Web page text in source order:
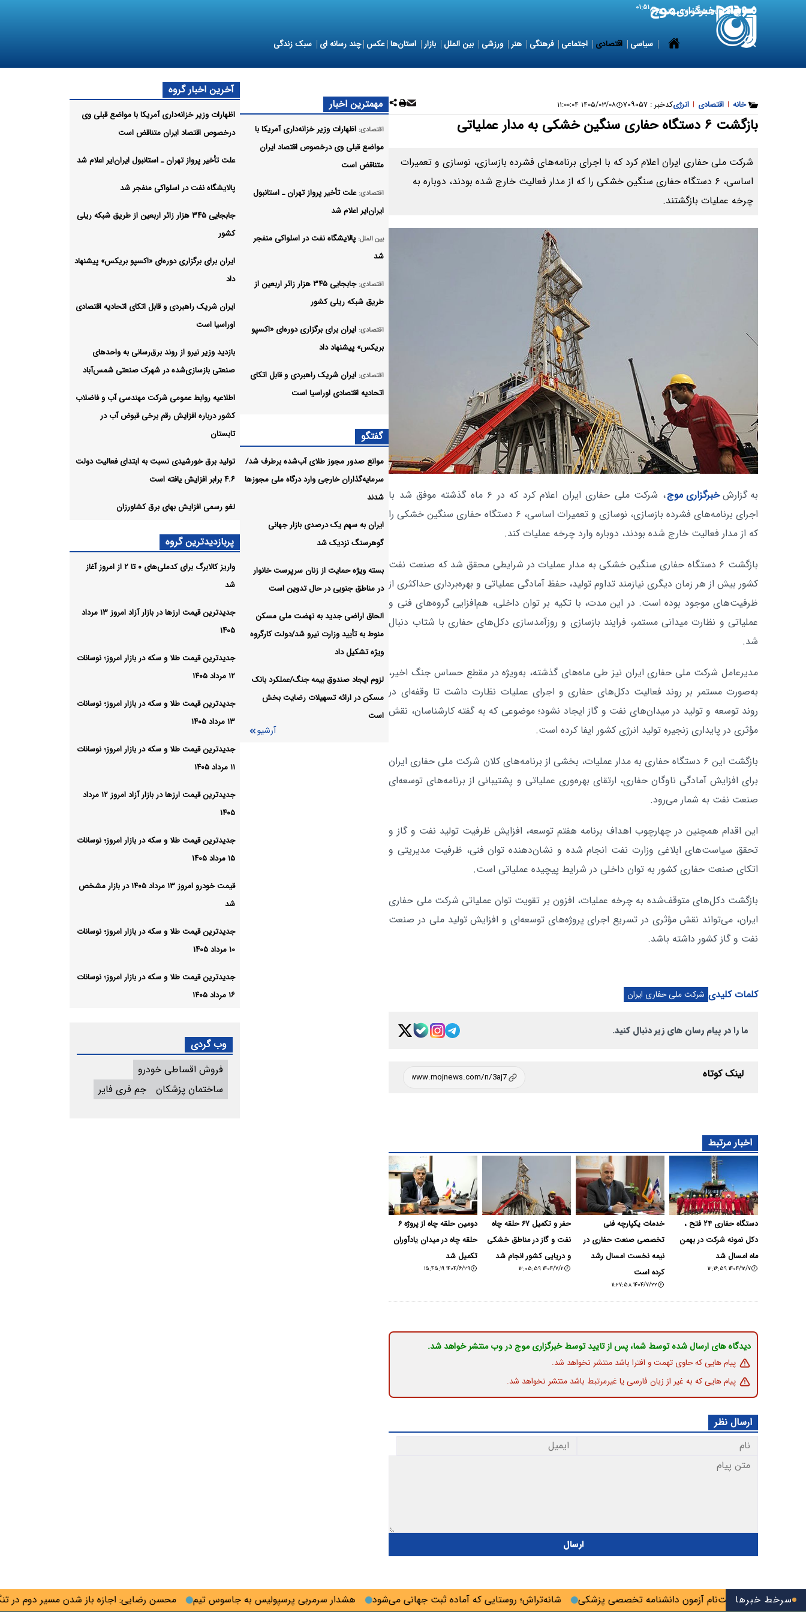
8 August 2026 شنبه ۱۷ مرداد ۱۴۰۵ ۰۱:۵۱
سیاسی اقتصادی اجتماعی فرهنگی هنر ورزشی بین الملل بازار استان‌ها عکس چند رسانه ای سبک زندگی
سرخط خبرها محسن رضایی: اجازه باز شدن مسیر دوم در تنگه هشدار سرمربی پرسپولیس به جاسوس تیم شانه‌تراش؛ روستایی که آماده ثبت جهانی می‌شود آخرین فرصت ثبت‌نام آزمون دانشنامه تخصصی پزشکی
خانه | اقتصادی | انرژیکدخبر : ۷۰۹۰۵۷ ۱۴۰۵/۰۳/۰۸ ۱۱:۰۰:۰۴
بازگشت ۶ دستگاه حفاری سنگین خشکی به مدار عملیاتی
شرکت ملی حفاری ایران اعلام کرد که با اجرای برنامه‌های فشرده بازسازی، نوسازی و تعمیرات
اساسی، ۶ دستگاه حفاری سنگین خشکی را که از مدار فعالیت خارج شده بودند، دوباره به
چرخه عملیات بازگشتند.
به گزارشخبرگزاری موج
، شرکت ملی حفاری ایران اعلام کرد که در ۶ ماه گذشته موفق شد با
اجرای برنامه‌های فشرده بازسازی، نوسازی و تعمیرات اساسی، ۶ دستگاه حفاری سنگین خشکی را
که از مدار فعالیت خارج شده بودند، دوباره وارد چرخه عملیات کند.
بازگشت ۶ دستگاه حفاری سنگین خشکی به مدار عملیات در شرایطی محقق شد که صنعت نفت
کشور بیش از هر زمان دیگری نیازمند تداوم تولید، حفظ آمادگی عملیاتی و بهره‌برداری حداکثری از
ظرفیت‌های موجود بوده است. در این مدت، با تکیه بر توان داخلی، هم‌افزایی گروه‌های فنی و
عملیاتی و نظارت میدانی مستمر، فرایند بازسازی و روزآمدسازی دکل‌های حفاری با شتاب دنبال
شد.
مدیرعامل شرکت ملی حفاری ایران نیز طی ماه‌های گذشته، به‌ویژه در مقطع حساس جنگ اخیر،
به‌صورت مستمر بر روند فعالیت دکل‌های حفاری و اجرای عملیات نظارت داشت تا وقفه‌ای در
روند توسعه و تولید در میدان‌های نفت و گاز ایجاد نشود؛ موضوعی که به گفته کارشناسان، نقش
مؤثری در پایداری زنجیره تولید انرژی کشور ایفا کرده است.
بازگشت این ۶ دستگاه حفاری به مدار عملیات، بخشی از برنامه‌های کلان شرکت ملی حفاری ایران
برای افزایش آمادگی ناوگان حفاری، ارتقای بهره‌وری عملیاتی و پشتیبانی از برنامه‌های توسعه‌ای
صنعت نفت به شمار می‌رود.
این اقدام همچنین در چهارچوب اهداف برنامه هفتم توسعه، افزایش ظرفیت تولید نفت و گاز و
تحقق سیاست‌های ابلاغی وزارت نفت انجام شده و نشان‌دهنده توان فنی، ظرفیت مدیریتی و
اتکای صنعت حفاری کشور به توان داخلی در شرایط پیچیده عملیاتی است.
بازگشت دکل‌های متوقف‌شده به چرخه عملیات، افزون بر تقویت توان عملیاتی شرکت ملی حفاری
ایران، می‌تواند نقش مؤثری در تسریع اجرای پروژه‌های توسعه‌ای و افزایش تولید ملی در صنعت
نفت و گاز کشور داشته باشد.
کلمات کلیدی شرکت ملی حفاری ایران
ما را در پیام رسان های زیر دنبال کنید.
لینک کوتاه
اخبار مرتبط
دستگاه حفاری ۲۴ فتح ،
دکل نمونه شرکت در بهمن
ماه امسال شد
۱۴۰۴/۱۲/۷ ۱۲:۱۶:۵۹
خدمات یکپارچه فنی
تخصصی صنعت حفاری در
نیمه نخست امسال رشد
کرده است
۱۴۰۴/۷/۲۲ ۱۱:۲۷:۵۸
حفر و تکمیل ۶۷ حلقه چاه
نفت و گاز در مناطق خشکی
و دریایی کشور انجام شد
۱۴۰۴/۷/۲ ۱۲:۰۵:۵۹
دومین حلقه چاه از پروژه ۶
حلقه چاه در میدان یادآوران
تکمیل شد
۱۴۰۴/۶/۲۹ ۱۵:۴۵:۱۹
دیدگاه های ارسال شده توسط شما، پس از تایید توسط خبرگزاری موج در وب منتشر خواهد شد.
پیام هایی که حاوی تهمت و افترا باشد منتشر نخواهد شد.
پیام هایی که به غیر از زبان فارسی یا غیرمرتبط باشد منتشر نخواهد شد.
ارسال نظر
ارسال
مهمترین اخبار
اقتصادی: اظهارات وزیر خزانه‌داری آمریکا با
مواضع قبلی وی درخصوص اقتصاد ایران
متناقض است
اقتصادی: علت تأخیر پرواز تهران ـ استانبول
ایران‌ایر اعلام شد
بین الملل: پالایشگاه نفت در اسلواکی منفجر
شد
اقتصادی:
جابجایی ۳۴۵ هزار زائر اربعین از
طریق شبکه ریلی کشور
اقتصادی: ایران برای برگزاری دوره‌ای «اکسپو
بریکس» پیشنهاد داد
اقتصادی: ایران شریک راهبردی و قابل اتکای
اتحادیه اقتصادی اوراسیا است
به واحدهای صنعتی بازسازی‌شده در شهرک
صنعتی شمس‌آباد
اقتصادی: اطلاعیه روابط عمومی شرکت
مهندسی آب و فاضلاب کشور درباره افزایش
رقم برخی قبوض آب در تابستان
اقتصادی: تولید برق خورشیدی نسبت به
ابتدای فعالیت دولت ۴.۶ برابر افزایش یافته
است
اقتصادی: لغو رسمی افزایش بهای برق
کشاورزان
گفتگو
موانع صدور مجوز طلای آب‌شده برطرف شد/
سرمایه‌گذاران خارجی وارد درگاه ملی مجوزها
شدند
ایران به سهم یک‌ درصدی بازار جهانی
گوهرسنگ نزدیک شد
بسته ویژه حمایت از زنان سرپرست خانوار
در مناطق جنوبی در حال تدوین است
الحاق اراضی جدید به نهضت ملی مسکن
منوط به تأیید وزارت نیرو شد/دولت کارگروه
ویژه تشکیل داد
لزوم ایجاد صندوق بیمه جنگ/عملکرد بانک
مسکن در ارائه تسهیلات رضایت بخش
است
آرشیو
آخرین اخبار گروه
اظهارات وزیر خزانه‌داری آمریکا با مواضع قبلی وی
درخصوص اقتصاد ایران متناقض است
علت تأخیر پرواز تهران ـ استانبول ایران‌ایر اعلام شد
پالایشگاه نفت در اسلواکی منفجر شد
جابجایی ۳۴۵ هزار زائر اربعین از طریق شبکه ریلی
کشور
ایران برای برگزاری دوره‌ای «اکسپو بریکس» پیشنهاد
داد
ایران شریک راهبردی و قابل اتکای اتحادیه اقتصادی
اوراسیا است
بازدید وزیر نیرو از روند برق‌رسانی به واحدهای
صنعتی بازسازی‌شده در شهرک صنعتی شمس‌آباد
اطلاعیه روابط عمومی شرکت مهندسی آب و فاضلاب
کشور درباره افزایش رقم برخی قبوض آب در
تابستان
تولید برق خورشیدی نسبت به ابتدای فعالیت دولت
۴.۶ برابر افزایش یافته است
لغو رسمی افزایش بهای برق کشاورزان
پربازدیدترین گروه
واریز کالابرگ برای کدملی‌های ۰ تا ۲ از امروز آغاز
شد
جدیدترین قیمت ارزها در بازار آزاد امروز ۱۳ مرداد
۱۴۰۵
جدیدترین قیمت طلا و سکه در بازار امروز؛ نوسانات
۱۲ مرداد ۱۴۰۵
جدیدترین قیمت طلا و سکه در بازار امروز؛ نوسانات
۱۳ مرداد ۱۴۰۵
جدیدترین قیمت طلا و سکه در بازار امروز؛ نوسانات
۱۱ مرداد ۱۴۰۵
جدیدترین قیمت ارزها در بازار آزاد امروز ۱۲ مرداد
۱۴۰۵
جدیدترین قیمت طلا و سکه در بازار امروز؛ نوسانات
۱۵ مرداد ۱۴۰۵
قیمت خودرو امروز ۱۳ مرداد ۱۴۰۵ در بازار مشخص
شد
جدیدترین قیمت طلا و سکه در بازار امروز؛ نوسانات
۱۰ مرداد ۱۴۰۵
جدیدترین قیمت طلا و سکه در بازار امروز؛ نوسانات
۱۶ مرداد ۱۴۰۵
وب گردی
فروش اقساطی خودرو
ساختمان پزشکان
جم فری فایر